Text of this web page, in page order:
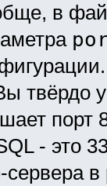
в
твёрдо
порт
- это
сервера